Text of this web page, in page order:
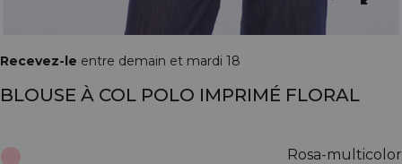
Recevez-le entre demain et mardi 18
BLOUSE À COL POLO IMPRIMÉ FLORAL
Rosa-multicolor